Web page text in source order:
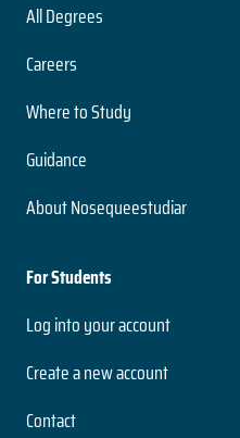
All Degrees
Careers
Where to Study
Guidance
About Nosequeestudiar
For Students
Log into your account
Create a new account
Contact